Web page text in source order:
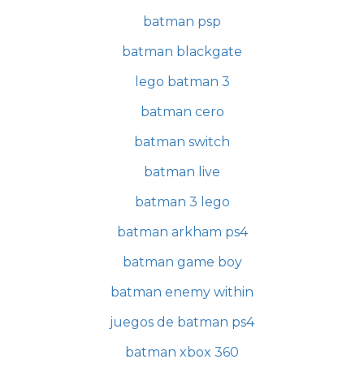
batman psp
batman blackgate
lego batman 3
batman cero
batman switch
batman live
batman 3 lego
batman arkham ps4
batman game boy
batman enemy within
juegos de batman ps4
batman xbox 360